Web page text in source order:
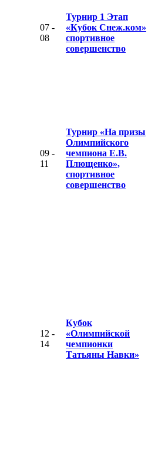
07 -
08
Турнир 1 Этап
«Кубок Снеж.ком»
спортивное
совершенство
09 -
11
Турнир «На призы
Олимпийского
чемпиона Е.В.
Плющенко»,
спортивное
совершенство
12 -
14
Кубок
«Олимпийской
чемпионки
Татьяны Навки»